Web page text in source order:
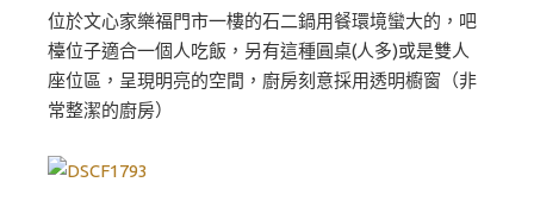
位於文心家樂福門市一樓的石二鍋用餐環境蠻大的，吧
檯位子適合一個人吃飯，另有這種圓桌(人多)或是雙人
座位區，呈現明亮的空間，廚房刻意採用透明櫥窗（非
常整潔的廚房）